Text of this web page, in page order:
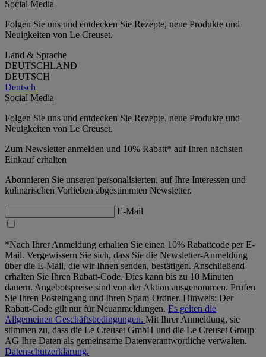
Social Media
Folgen Sie uns und entdecken Sie Rezepte, neue Produkte und
Neuigkeiten von Le Creuset.
Land & Sprache
DEUTSCHLAND
DEUTSCH
Deutsch
Social Media
Folgen Sie uns und entdecken Sie Rezepte, neue Produkte und
Neuigkeiten von Le Creuset.
Zum Newsletter anmelden und 10% Rabatt* auf Ihren nächsten
Einkauf erhalten
Abonnieren Sie unseren personalisierten, auf Ihre Interessen und
kulinarischen Vorlieben abgestimmten Newsletter.
E-Mail
*Nach Ihrer Anmeldung erhalten Sie einen 10% Rabattcode per E-
Mail. Vergewissern Sie sich, dass Sie die Newsletter-Anmeldung
über die E-Mail, die wir Ihnen senden, bestätigen. Anschließend
erhalten Sie Ihren Rabatt-Code. Dies kann bis zu 10 Minuten
dauern. Angebotspreise sind von der Aktion ausgenommen. Prüfen
Sie Ihren Posteingang und Ihren Spam-Ordner. Hinweis: Der
Rabatt-Code gilt nur für Neuanmeldungen. Es gelten die
Allgemeinen Geschäftsbedingungen. Mit Ihrer Anmeldung, sie
stimmen zu, dass die Le Creuset GmbH und die Le Creuset Group
AG Ihre Daten als gemeinsame Datenverantwortliche verwalten.
Datenschutzerklärung.